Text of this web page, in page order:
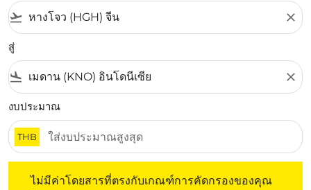
flight_takeoff close
สู่
flight_land close
งบประมาณ
THB
ไม่มีค่าโดยสารที่ตรงกับเกณฑ์การคัดกรองของคุณ